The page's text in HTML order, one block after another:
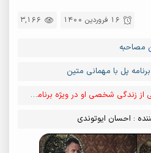
3,166 16 فروردین 1400
مصاحبه
پل با مهمانی متین
+ بیوگرافی کامل متین و سوالاتی از زندگی شخصی او در ویژه برنامه پل
: احسان ایوتوندی